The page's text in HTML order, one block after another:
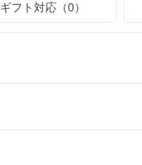
ギフト対応（0）